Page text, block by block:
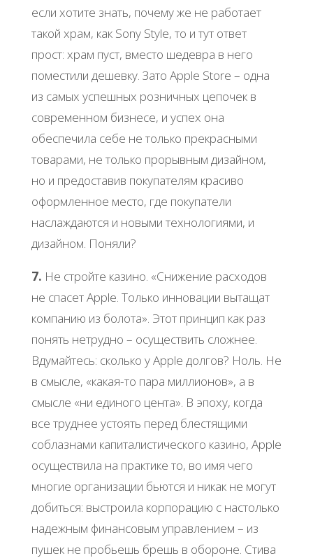
если хотите знать, почему же не работает
такой храм, как Sony Style, то и тут ответ
прост: храм пуст, вместо шедевра в него
поместили дешевку. Зато Apple Store – одна
из самых успешных розничных цепочек в
современном бизнесе, и успех она
обеспечила себе не только прекрасными
товарами, не только прорывным дизайном,
но и предоставив покупателям красиво
оформленное место, где покупатели
наслаждаются и новыми технологиями, и
дизайном. Поняли?
7. Не стройте казино. «Снижение расходов
не спасет Apple. Только инновации вытащат
компанию из болота». Этот принцип как раз
понять нетрудно – осуществить сложнее.
Вдумайтесь: сколько у Apple долгов? Ноль. Не
в смысле, «какая-то пара миллионов», а в
смысле «ни единого цента». В эпоху, когда
все труднее устоять перед блестящими
соблазнами капиталистического казино, Apple
осуществила на практике то, во имя чего
многие организации бьются и никак не могут
добиться: выстроила корпорацию с настолько
надежным финансовым управлением – из
пушек не пробьешь брешь в обороне. Стива